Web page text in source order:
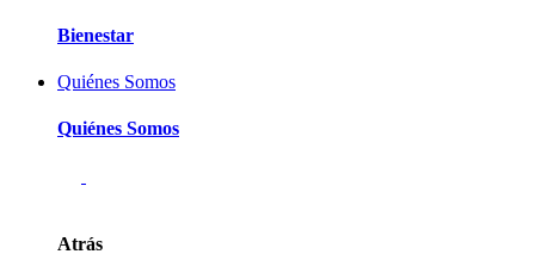
Bienestar
Quiénes Somos
Quiénes Somos
Atrás